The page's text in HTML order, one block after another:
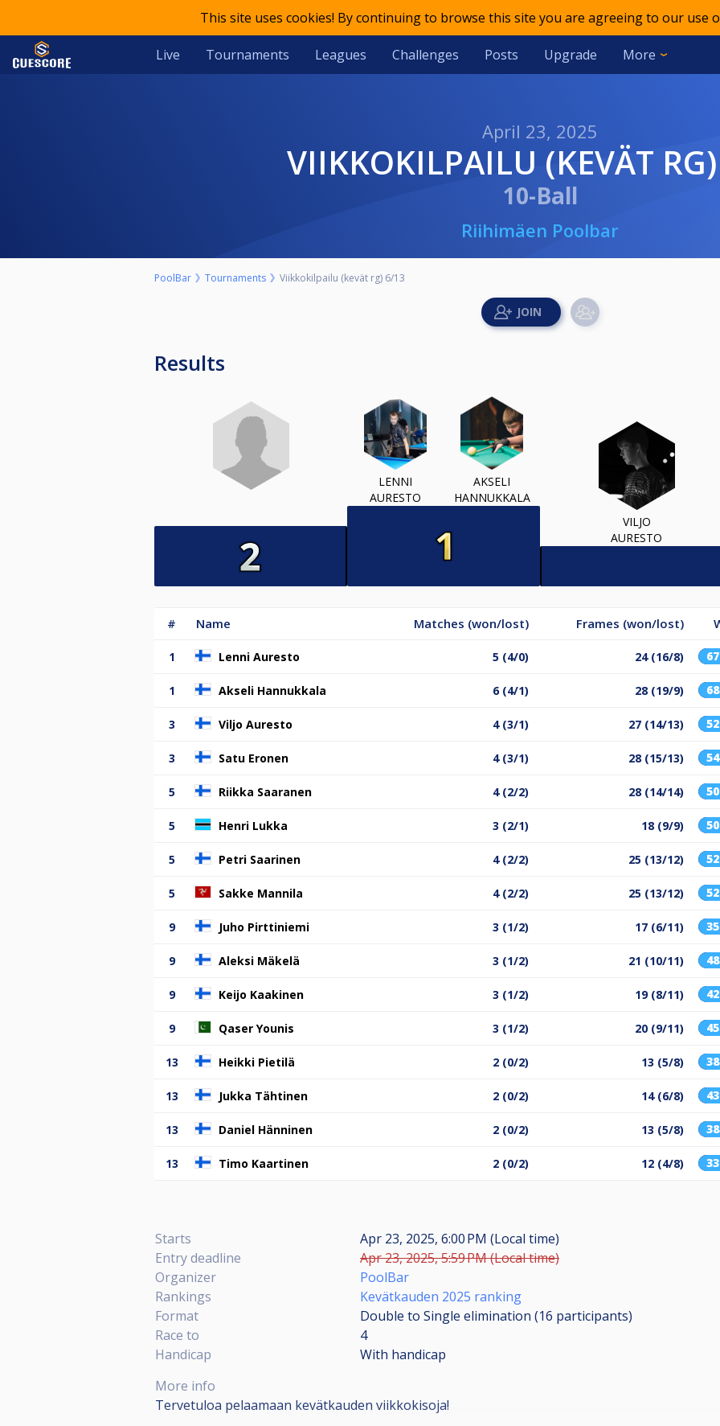
This site uses cookies! By continuing to browse this site you are agreeing to our use
Live Tournaments Leagues Challenges Posts Upgrade More
April 23, 2025
VIIKKOKILPAILU (KEVÄT
10-Ball
Riihimäen Poolbar
PoolBar Tournaments Viikkokilpailu (kevät rg) 6/13
Results
LENNI
AURESTO
AKSELI
HANNUKKALA
VILJO
AURESTO
# Name Matches (won/lost) Frames (won/lost)
1 Lenni Auresto 5 (4/0) 24 (16/8)
1 Akseli Hannukkala 6 (4/1) 28 (19/9)
3 Viljo Auresto 4 (3/1) 27 (14/13)
3 Satu Eronen 4 (3/1) 28 (15/13)
5 Riikka Saaranen 4 (2/2) 28 (14/14)
5 Henri Lukka 3 (2/1) 18 (9/9)
5 Petri Saarinen 4 (2/2) 25 (13/12)
5 Sakke Mannila 4 (2/2) 25 (13/12)
9 Juho Pirttiniemi 3 (1/2) 17 (6/11)
9 Aleksi Mäkelä 3 (1/2) 21 (10/11)
9 Keijo Kaakinen 3 (1/2) 19 (8/11)
9 Qaser Younis 3 (1/2) 20 (9/11)
13 Heikki Pietilä 2 (0/2) 13 (5/8)
13 Jukka Tähtinen 2 (0/2) 14 (6/8)
13 Daniel Hänninen 2 (0/2) 13 (5/8)
13 Timo Kaartinen 2 (0/2) 12 (4/8)
Starts
Apr 23, 2025, 6:00 PM (Local time)
Entry deadline
Apr 23, 2025, 5:59 PM (Local time)
Organizer
PoolBar
Rankings
Kevätkauden 2025 ranking
Format
Double to Single elimination (16 participants)
Race to
4
Handicap
With handicap
More info
Tervetuloa pelaamaan kevätkauden viikkokisoja!